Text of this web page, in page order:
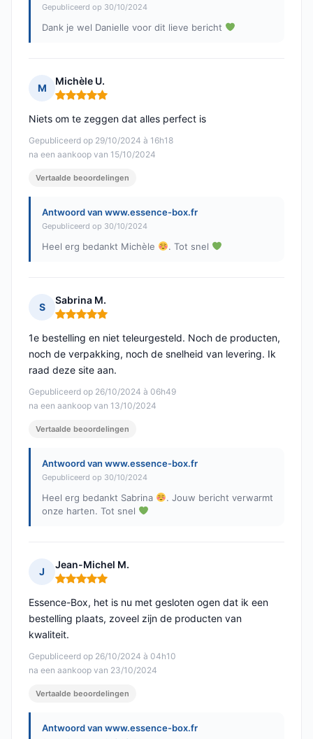
Gepubliceerd op 30/10/2024
Dank je wel Danielle voor dit lieve bericht
M
Michèle U.
Opmerking: 5 van 5
Gepubliceerd op 29/10/2024 à 16h18
na een aankoop van 15/10/2024
Niets om te zeggen dat alles perfect is
Vertaalde beoordelingen
Antwoord van www.essence-box.fr
Gepubliceerd op 30/10/2024
Heel erg bedankt Michèle . Tot snel
S
Sabrina M.
Opmerking: 5 van 5
Gepubliceerd op 26/10/2024 à 06h49
na een aankoop van 13/10/2024
1e bestelling en niet teleurgesteld. Noch de producten,
noch de verpakking, noch de snelheid van levering. Ik
raad deze site aan.
Vertaalde beoordelingen
Antwoord van www.essence-box.fr
Gepubliceerd op 30/10/2024
Heel erg bedankt Sabrina
. Jouw bericht verwarmt
onze harten. Tot snel
J
Jean-Michel M.
Opmerking: 5 van 5
Gepubliceerd op 26/10/2024 à 04h10
na een aankoop van 23/10/2024
Essence-Box, het is nu met gesloten ogen dat ik een
bestelling plaats, zoveel zijn de producten van
kwaliteit.
Vertaalde beoordelingen
Antwoord van www.essence-box.fr